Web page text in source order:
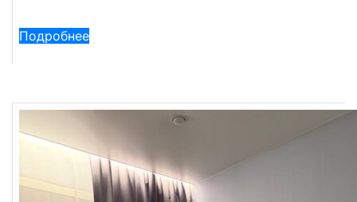
Подробнее